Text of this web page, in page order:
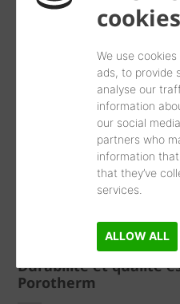
cookies
We use
ads, to provide
analyse our
information
our social
partners who
information
that they’ve
services.
ALLOW ALL
révolutionne à
® dont les
laine de roche, est
BBC et passives.
Une sécurité
aux briques
Durabilité et qualité
Porotherm